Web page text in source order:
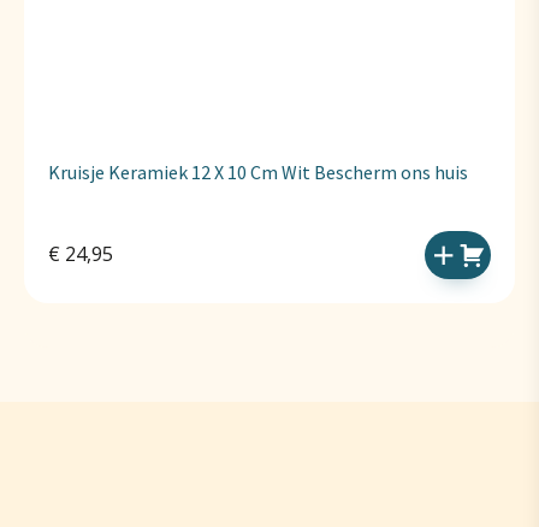
Kruisje Keramiek 12 X 10 Cm Wit Bescherm ons huis
€ 24,95